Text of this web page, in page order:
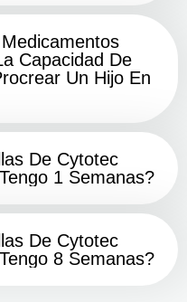
Capacidad De
Un Hijo En
De Cytotec
1 Semanas?
De Cytotec
8 Semanas?